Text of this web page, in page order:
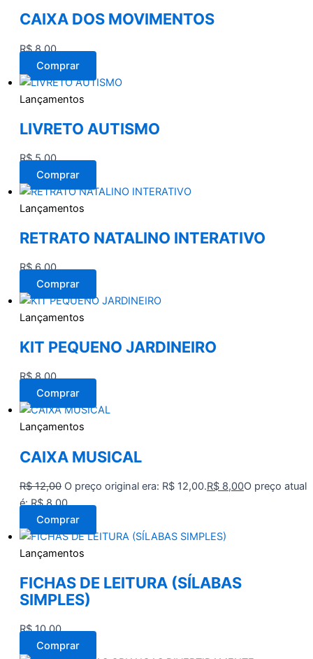
CAIXA DOS MOVIMENTOS
R$8,00
Comprar
Lançamentos
LIVRETO AUTISMO
R$5,00
Comprar
Lançamentos
RETRATO NATALINO INTERATIVO
R$6,00
Comprar
Lançamentos
KIT PEQUENO JARDINEIRO
R$8,00
Comprar
Lançamentos
CAIXA MUSICAL
R$12,00 O preço original era: R$ 12,00.R$ 8,00O preço atual
é: R$ 8,00.
Comprar
Lançamentos
FICHAS DE LEITURA (SÍLABAS
SIMPLES)
R$10,00
Comprar